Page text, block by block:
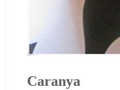
Caranya